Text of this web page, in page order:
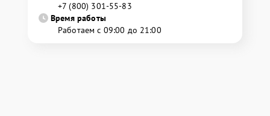
+7 (800) 301-55-83
Время работы
Работаем с 09:00 до 21:00